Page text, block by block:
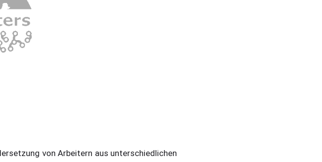
von Arbeitern aus unterschiedlichen